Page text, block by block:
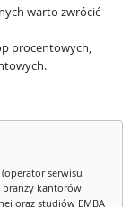
warto zwrócić
procentowych,
serwisu
branży kantorów
oraz studiów EMBA